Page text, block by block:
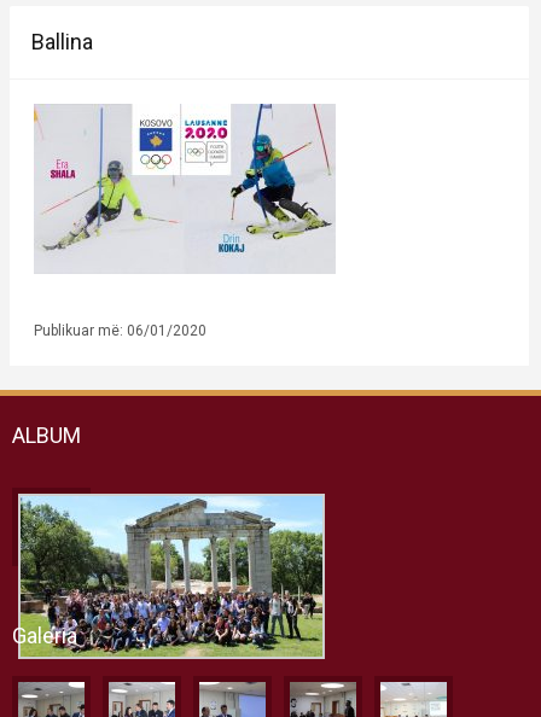
Ballina
Publikuar më: 06/01/2020
ALBUM
Galeria